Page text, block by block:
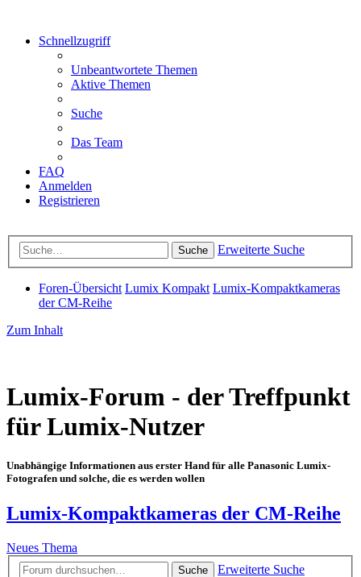
Schnellzugriff
Unbeantwortete Themen
Aktive Themen
Suche
Das Team
FAQ
Anmelden
Registrieren
Suche Erweiterte Suche
Foren-Übersicht Lumix Kompakt Lumix-Kompaktkameras
der CM-Reihe
Zum Inhalt
Lumix-Forum - der Treffpunkt
für Lumix-Nutzer
Unabhängige Informationen aus erster Hand für alle Panasonic Lumix-
Fotografen und solche, die es werden wollen
Lumix-Kompaktkameras der CM-Reihe
Neues Thema
Suche
Erweiterte Suche